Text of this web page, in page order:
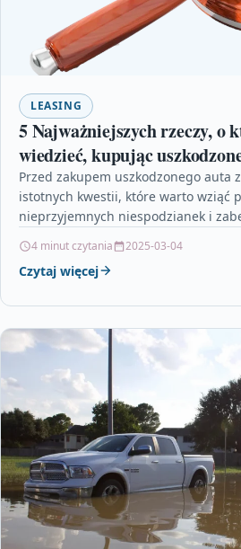
LEASING
5 Najważniejszych rzeczy, o
wiedzieć, kupując
Przed zakupem uszkodzonego auta
istotnych kwestii, które warto wziąć
nieprzyjemnych niespodzianek i
4 minut czytania 2025-03-04
Czytaj więcej